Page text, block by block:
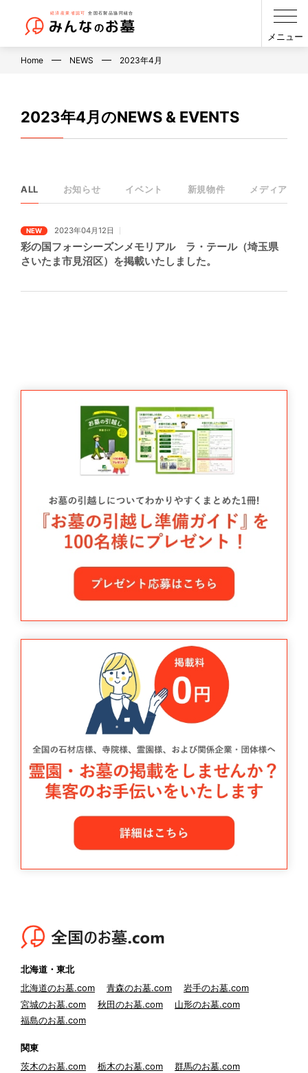
メニュー
Home NEWS 2023年4月
2023年4月のNEWS & EVENTS
ALL お知らせ イベント 新規物件 メディア
NEW 2023年04月12日
彩の国フォーシーズンメモリアル ラ・テール（埼玉県
さいたま市見沼区）を掲載いたしました。
北海道・東北
北海道のお墓.com
青森のお墓.com
岩手のお墓.com
宮城のお墓.com
秋田のお墓.com
山形のお墓.com
福島のお墓.com
関東
茨木のお墓.com
栃木のお墓.com
群馬のお墓.com